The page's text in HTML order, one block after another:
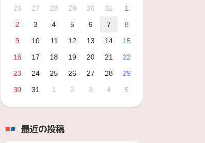
26
27 28 29 30 31
1
2
3 4 5 6 7
8
9
10 11 12 13 14
15
16
17 18 19 20 21
22
23
24 25 26 27 28
29
30
31 1 2 3 4 5
最近の投稿